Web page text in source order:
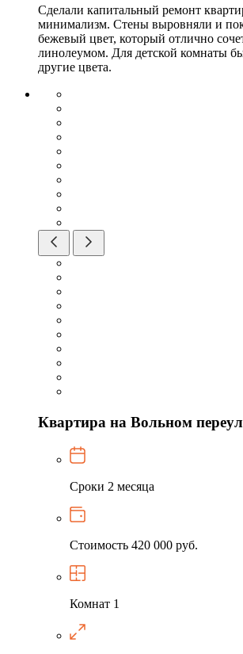
Сделали капитальный ремонт
минимализм. Стены выровняли и
бежевый цвет, который отлично
линолеумом. Для детской комнаты
другие цвета.
Квартира на Вольном
Сроки 2 месяца
Стоимость 420 000 руб.
Комнат 1